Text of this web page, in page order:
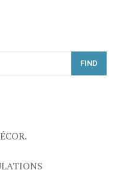
FIND